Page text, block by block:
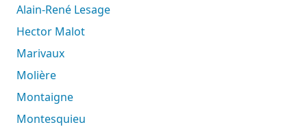
Alain-René Lesage
Hector Malot
Marivaux
Molière
Montaigne
Montesquieu